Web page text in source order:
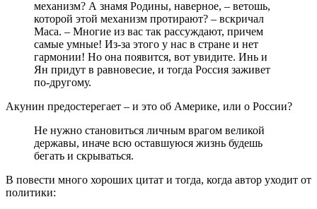
механизм? А знамя Родины, наверное, – ветошь,
которой этой механизм протирают? – вскричал
Маса. – Многие из вас так рассуждают, причем
самые умные! Из-за этого у нас в стране и нет
гармонии! Но она появится, вот увидите. Инь и
Ян придут в равновесие, и тогда Россия заживет
по-другому.
Акунин предостерегает – и это об Америке, или о России?
Не нужно становиться личным врагом великой
державы, иначе всю оставшуюся жизнь будешь
бегать и скрываться.
В повести много хороших цитат и тогда, когда автор уходит от
политики: